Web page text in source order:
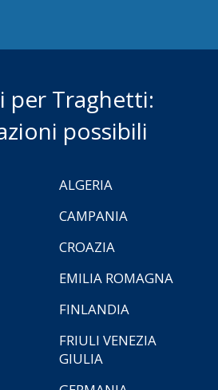
per Traghetti:
possibili
ALGERIA
CAMPANIA
CROAZIA
EMILIA ROMAGNA
FINLANDIA
FRIULI VENEZIA
GIULIA